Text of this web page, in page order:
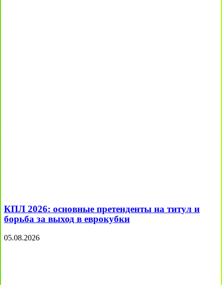
КПЛ 2026: основные претенденты на титул и
борьба за выход в еврокубки
05.08.2026